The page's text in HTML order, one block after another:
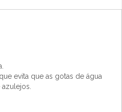
evita que as gotas de água